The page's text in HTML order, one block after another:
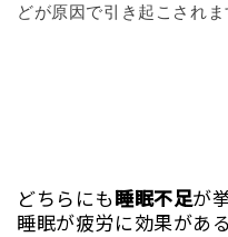
どが原因で引き起こされま
どちらにも睡眠不足が
睡眠が疲労に効果があ